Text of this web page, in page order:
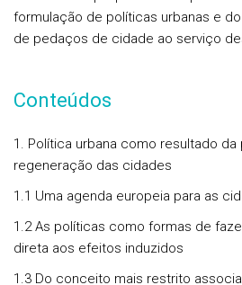
formulação de políticas urbanas e
de pedaços de cidade ao serviço
Conteúdos
1. Política urbana como resultado
regeneração das cidades
1.1 Uma agenda europeia para as
1.2 As políticas como formas de
direta aos efeitos induzidos
1.3 Do conceito mais restrito